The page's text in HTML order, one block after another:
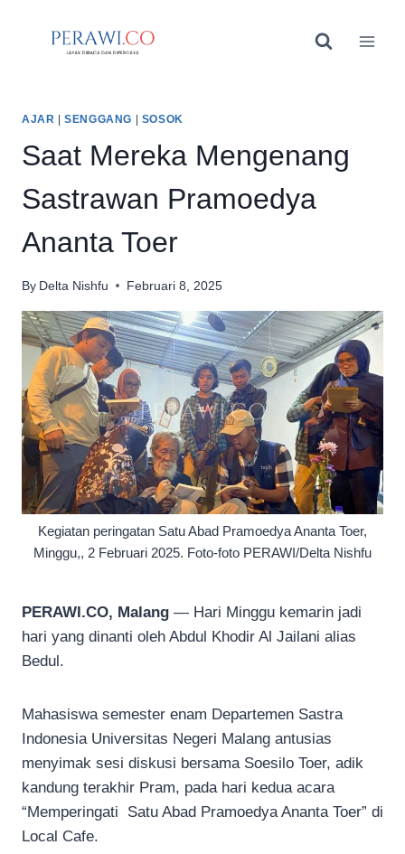
AJAR |SENGGANG SOSOK
Saat Mereka Mengenang
Sastrawan Pramoedya
Ananta Toer
By Delta Nishfu Februari 8, 2025
Kegiatan peringatan Satu Abad Pramoedya Ananta Toer,
Minggu,, 2 Februari 2025. Foto-foto PERAWI/Delta Nishfu
PERAWI.CO, Malang — Hari Minggu kemarin jadi
hari yang dinanti oleh Abdul Khodir Al Jailani alias
Bedul.
Mahasiswa semester enam Departemen Sastra
Indonesia Universitas Negeri Malang antusias
menyimak sesi diskusi bersama Soesilo Toer, adik
kandung terakhir Pram, pada hari kedua acara
“Memperingati Satu Abad Pramoedya Ananta Toer” di
Local Cafe.